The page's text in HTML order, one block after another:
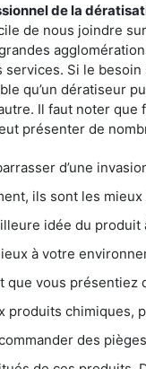
de la
de nous joindre
services. Si le
qu’un dératiseur
Il faut noter que
présenter de
d’une
ils sont les mieux
idée du produit
à votre
que vous présentiez
produits chimiques,
des